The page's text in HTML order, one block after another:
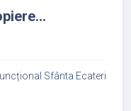
Sfânta Ecaterina